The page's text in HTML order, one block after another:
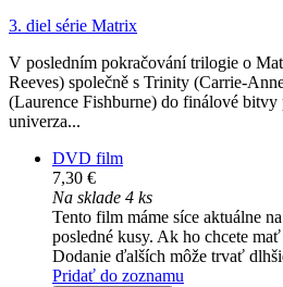
3. diel série Matrix
V posledním pokračování trilogie o
Reeves) společně s Trinity (Carrie-
(Laurence Fishburne) do finálové
univerza...
DVD film
7,30 €
Na sklade 4 ks
Tento film máme síce aktuálne
posledné kusy. Ak ho chcete
Dodanie ďalších môže trvať
Pridať do zoznamu